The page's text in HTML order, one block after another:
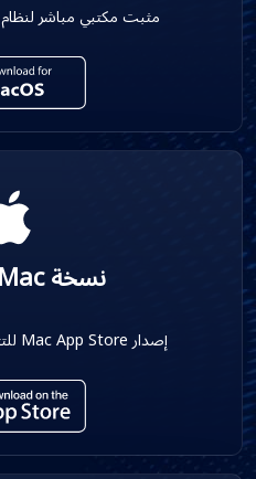
مثبت مكتبي مباشر لنظام macOS (ملف .dmg)
نسخة Mac المكتبية
إصدار Mac App Store للتثبيت السهل والتحديثات